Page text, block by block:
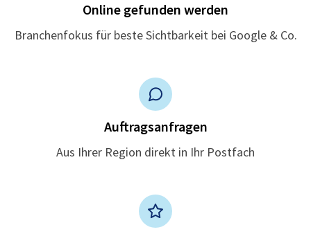
Online gefunden werden
Branchenfokus für beste Sichtbarkeit bei Google & Co.
Auftragsanfragen
Aus Ihrer Region direkt in Ihr Postfach